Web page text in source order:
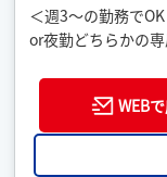
＜週3～の勤務で
or夜勤どちらかの
WEB